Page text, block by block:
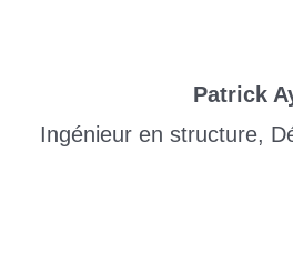
Patrick
Ingénieur en structure,